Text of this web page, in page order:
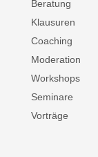
Beratung
Klausuren
Coaching
Moderation
Workshops
Seminare
Vorträge